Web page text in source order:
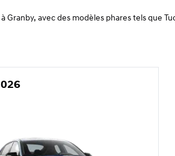
avec des modèles phares tels que